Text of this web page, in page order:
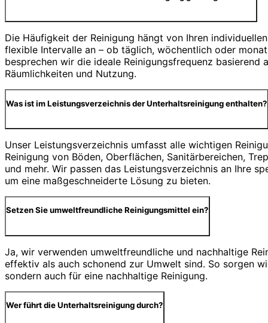
Die Häufigkeit der Reinigung hängt von Ihren
flexible Intervalle an – ob täglich, wöchentlich oder
besprechen wir die ideale Reinigungsfrequenz basierend
Räumlichkeiten und Nutzung.
Was ist im Leistungsverzeichnis der Unterhaltsreinigung enthalten?
Unser Leistungsverzeichnis umfasst alle wichtigen
Reinigung von Böden, Oberflächen, Sanitärbereichen,
und mehr. Wir passen das Leistungsverzeichnis an Ihre
um eine maßgeschneiderte Lösung zu bieten.
Setzen Sie umweltfreundliche Reinigungsmittel ein?
Ja, wir verwenden umweltfreundliche und nachhaltige
effektiv als auch schonend zur Umwelt sind. So sorgen
sondern auch für eine nachhaltige Reinigung.
Wer führt die Unterhaltsreinigung durch?